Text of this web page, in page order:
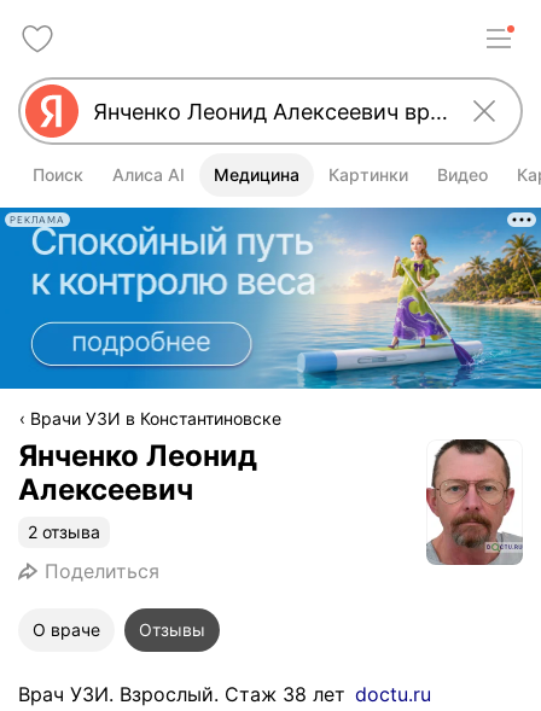
Поиск Алиса AI Медицина Картинки Видео
РЕКЛАМА
Врачи УЗИ в Константиновске
Янченко Леонид
Алексеевич
2 отзыва
Поделиться
О враче Отзывы
Врач УЗИ. Взрослый. Стаж 38 лет doctu.ru